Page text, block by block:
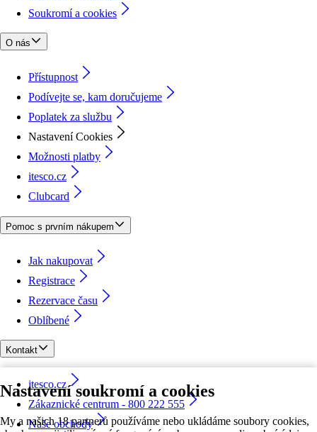
Nastavení soukromí a cookies
My a našich 18 partnerů používáme nebo ukládáme soubory cookies,
Soukromí a cookies
O nás
Přístupnost
Podívejte se, kam doručujeme
Poplatek za službu
Nastavení Cookies
Možnosti platby
itesco.cz
Clubcard
Pomoc s prvním nákupem
Jak nakupovat
Registrace
Rezervace času
Oblíbené
Kontakt
itesco.cz
Zákaznické centrum - 800 222 555
Naše obchody